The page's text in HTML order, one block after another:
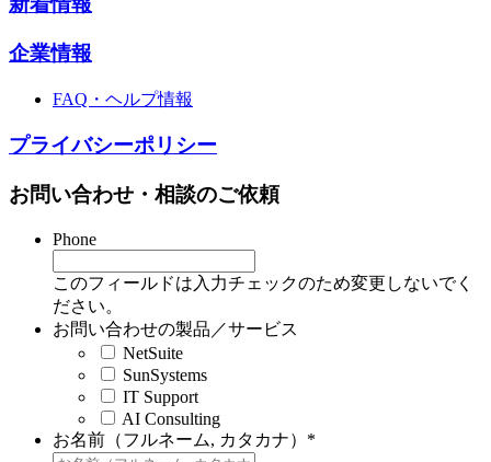
企業情報
FAQ・ヘルプ情報
プライバシーポリシー
お問い合わせ・相談のご依頼
Phone
このフィールドは入力チェックのため変更しないでく
ださい。
お問い合わせの製品／サービス
NetSuite
SunSystems
IT Support
AI Consulting
お名前（フルネーム, カタカナ） *